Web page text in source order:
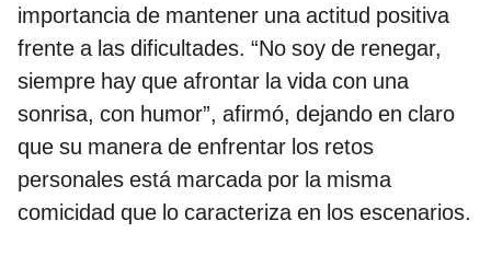
importancia de mantener una actitud positiva
frente a las dificultades. “No soy de renegar,
siempre hay que afrontar la vida con una
sonrisa, con humor”, afirmó, dejando en claro
que su manera de enfrentar los retos
personales está marcada por la misma
comicidad que lo caracteriza en los escenarios.